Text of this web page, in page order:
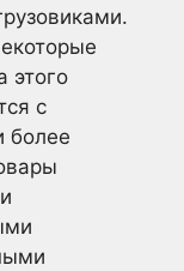
этого
с
более